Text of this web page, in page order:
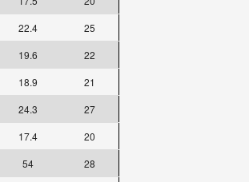
22.4
25
19.6
22
18.9
21
24.3
27
17.4
20
54
28